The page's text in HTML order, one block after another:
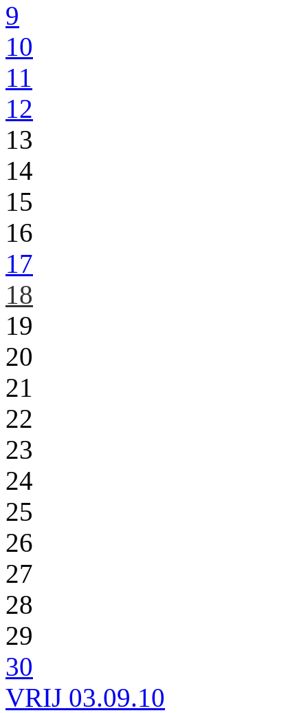
9
10
11
12
13
14
15
16
17
18
19
20
21
22
23
24
25
26
27
28
29
30
VRIJ 03.09.10